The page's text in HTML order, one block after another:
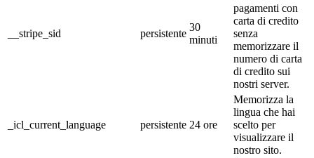
__stripe_sid persistente
30
minuti
pagamenti con
carta di credito
senza
memorizzare il
numero di carta
di credito sui
nostri server.
_icl_current_language persistente 24 ore
Memorizza la
lingua che hai
scelto per
visualizzare il
nostro sito.